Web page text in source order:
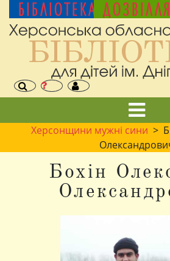
БІБЛІОТЕКА ДОЗВІЛЛЯ
Херсонщини мужні сини >
Бохін